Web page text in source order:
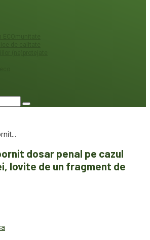
dosar penal pe cazul
lovite de un fragment de